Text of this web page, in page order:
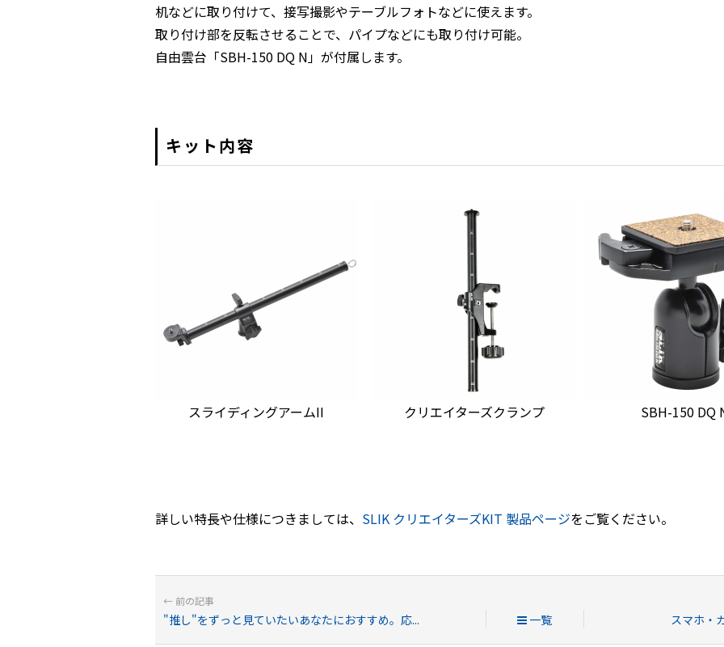
机などに取り付けて、接写撮影やテーブルフォトなどに使えます。
取り付け部を反転させることで、パイプなどにも取り付け可能。
自由雲台「SBH-150 DQ N」が付属します。
キット内容
スライディングアームII クリエイターズクランプ SBH-150 DQ
詳しい特長や仕様につきましては、 SLIK クリエイターズKIT 製品ページをご覧ください。
"推し"をずっと見ていたいあなたにおすすめ。応... 一覧 スマホ・